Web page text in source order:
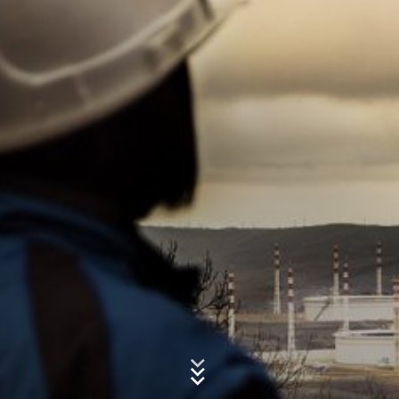
Google Analytics
Diese Website nutzt Funktionen des
Webanalysedienstes Google Analytics. Anbieter ist die
Google Inc., 1600 Amphitheatre Parkway Mountain
View, CA 94043, USA. Google Analytics verwendet so
genannte "Cookies". Das sind Textdateien, die auf
Ihrem Computer gespeichert werden und die eine
Informationen über Ihre Benutzung dieser Website
werden in der Regel an einen Server von Google in den
USA übertragen und dort gespeichert.
Die Speicherung von Google-Analytics-Cookies erfolgt
auf Grundlage von Art. 6 Abs. 1 lit. f DSGVO. Der
Websitebetreiber hat ein berechtigtes Interesse an der
Analyse des Nutzerverhaltens, um sowohl sein
Webangebot als auch seine Werbung zu optimieren.
Wir haben auf dieser Website die Funktion IP-
Betreff*
Nachricht
Laden Sie Ihre Bewerbung hoch
Dateigröße gesamt:MB /MB
Datenschutzerklärungder MC-Bauchemie zu.
This site is protected by reCAPTCH and the Google
Privacy Policy